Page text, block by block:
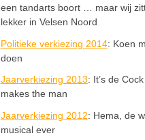
een tandarts boort … maar wij
lekker in Velsen Noord
Politieke verkiezing 2014: Koen
doen
Jaarverkiezing 2013: It’s de
makes the man
Jaarverkiezing 2012: Hema, de
musical ever